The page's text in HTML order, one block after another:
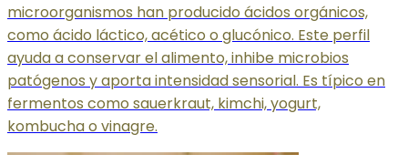
microorganismos han producido ácidos orgánicos,
como ácido láctico, acético o glucónico. Este perfil
ayuda a conservar el alimento, inhibe microbios
patógenos y aporta intensidad sensorial. Es típico en
fermentos como sauerkraut, kimchi, yogurt,
kombucha o vinagre.